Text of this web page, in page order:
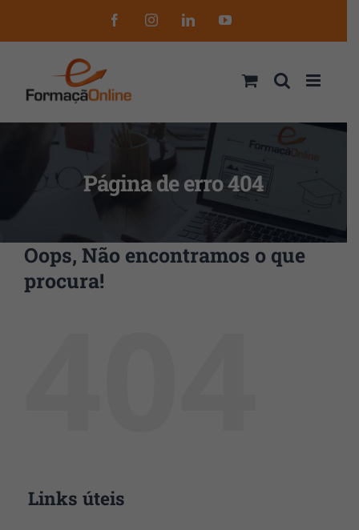
to
FacebookInstagramLinkedInYouTube
Página de erro 404
Oops, Não encontramos o que
procura!
Links úteis